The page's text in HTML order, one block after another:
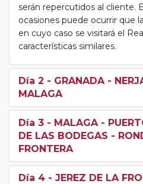
serán repercutidos al cliente.
ocasiones puede ocurrir que
en cuyo caso se visitará el
características similares.
Día 2 - GRANADA -
MALAGA
Día 3 - MALAGA -
DE LAS BODEGAS -
FRONTERA
Día 4 - JEREZ DE LA